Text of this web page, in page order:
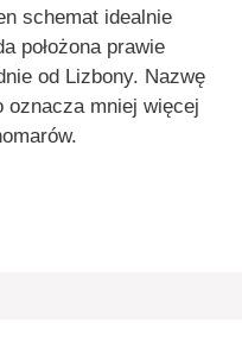
schemat idealnie
położona prawie
od Lizbony. Nazwę
oznacza mniej więcej